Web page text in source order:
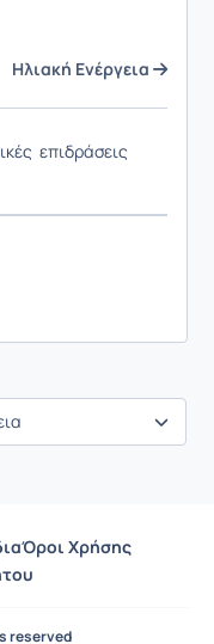
Ηλιακή Ενέργεια
επιδράσεις
Όροι Χρήσης
reserved